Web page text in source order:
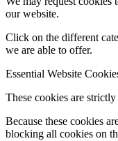
our website.
Click on the different
we are able to offer.
Essential Website
These cookies are
Because these cookies
blocking all cookies on